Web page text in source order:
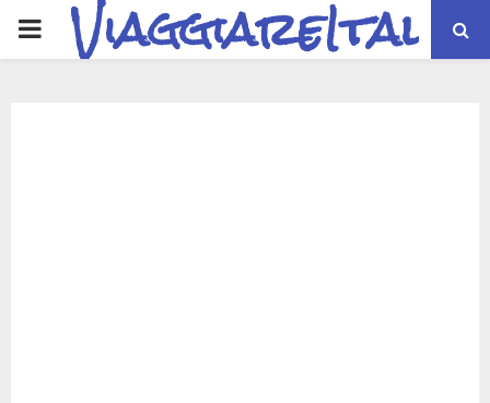
PRIMARYViaggiareItalia